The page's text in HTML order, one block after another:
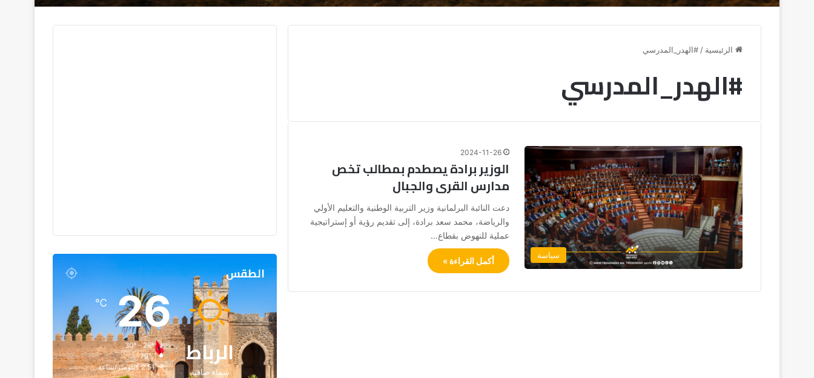
الرئيسية / #الهدر_المدرسي
#الهدر_المدرسي
سياسة
2024-11-26
الوزير برادة يصطدم بمطالب تخص
مدارس القرى والجبال
دعت النائبة البرلمانية وزير التربية الوطنية والتعليم الأولي
والرياضة، محمد سعد برادة، إلى تقديم رؤية أو إستراتيجية
عملية للنهوض بقطاع…
أكمل القراءة »
الطقس
الرباط
سماء صافية
26
℃
30º - 26º
79%
2.51 كيلومتر/ساعة